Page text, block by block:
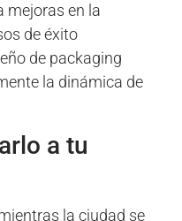
mejoras en la
de éxito
de packaging
la dinámica de
a tu
la ciudad se